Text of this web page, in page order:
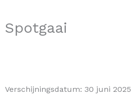
Spotgaai
Verschijningsdatum: 30 juni 2025